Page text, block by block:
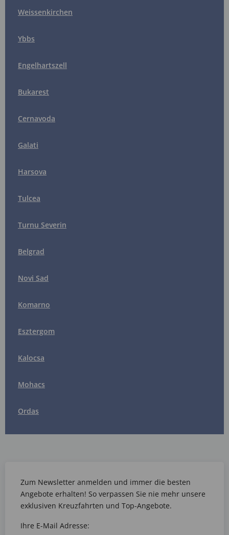
Weissenkirchen
Ybbs
Engelhartszell
Bukarest
Cernavoda
Galati
Harsova
Tulcea
Turnu Severin
Belgrad
Novi Sad
Komarno
Esztergom
Kalocsa
Mohacs
Ordas
Zum Newsletter anmelden und immer die besten
Angebote erhalten! So verpassen Sie nie mehr unsere
exklusiven Kreuzfahrten und Top-Angebote.
Ihre E-Mail Adresse: